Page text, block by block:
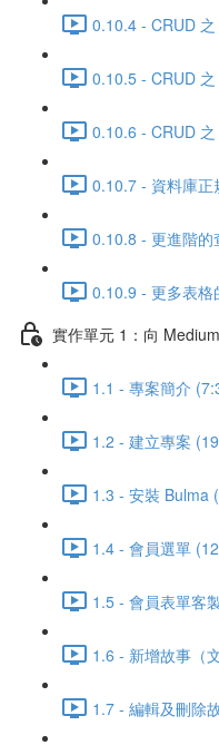
0.10.4 - CRUD
0.10.5 - CRUD
0.10.6 - CRUD
0.10.7 - 資料庫正
0.10.8 - 更進階的
0.10.9 - 更多表格
實作單元 1：向
1.1 - 專案簡介
1.2 - 建立專案
1.3 - 安裝 Bulma
1.4 - 會員選單
1.5 - 會員表單客
1.6 - 新增故事（
1.7 - 編輯及刪除